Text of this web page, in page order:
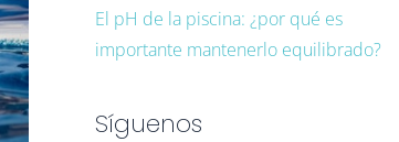
El pH de la piscina: ¿por qué es
importante mantenerlo equilibrado?
Síguenos